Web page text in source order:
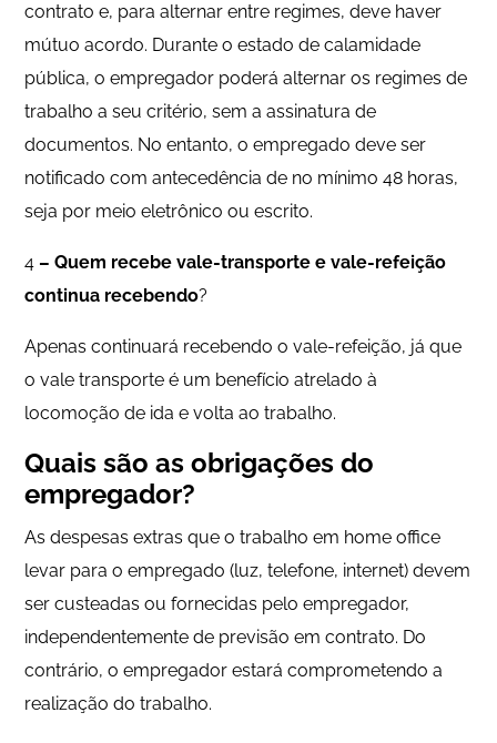
contrato e, para alternar entre regimes, deve haver
mútuo acordo. Durante o estado de calamidade
pública, o empregador poderá alternar os regimes de
trabalho a seu critério, sem a assinatura de
documentos. No entanto, o empregado deve ser
notificado com antecedência de no mínimo 48 horas,
seja por meio eletrônico ou escrito.
4 – Quem recebe vale-transporte e vale-refeição
continua recebendo?
Apenas continuará recebendo o vale-refeição, já que
o vale transporte é um benefício atrelado à
locomoção de ida e volta ao trabalho.
Quais são as obrigações do
empregador?
As despesas extras que o trabalho em home office
levar para o empregado (luz, telefone, internet) devem
ser custeadas ou fornecidas pelo empregador,
independentemente de previsão em contrato. Do
contrário, o empregador estará comprometendo a
realização do trabalho.